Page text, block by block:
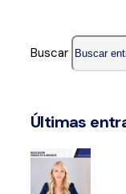
Buscar
Últimas